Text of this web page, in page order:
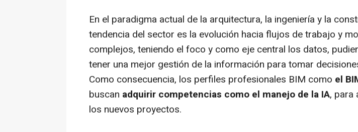
En el paradigma actual de la arquitectura, la ingeniería y la
tendencia del sector es la evolución hacia flujos de trabajo y
complejos, teniendo el foco y como eje central los datos,
tener una mejor gestión de la información para tomar
Como consecuencia, los perfiles profesionales BIM como el
buscan adquirir competencias como el manejo de la IA, para
los nuevos proyectos.